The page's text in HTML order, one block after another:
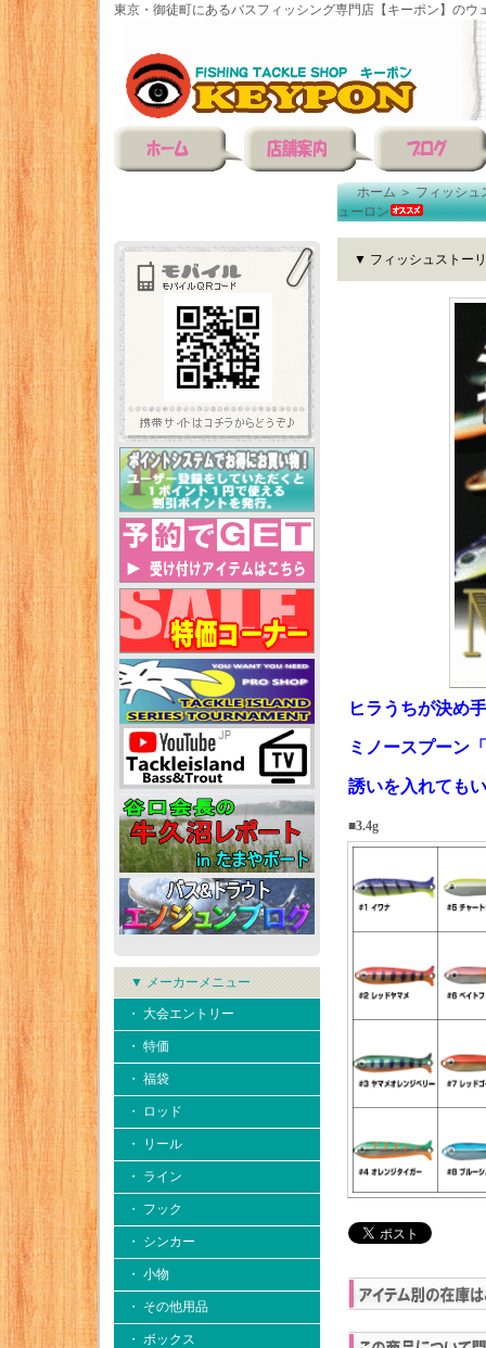
東京・御徒町にあるバスフィッシング専門店【キーポン】のウ
▼ メーカーメニュー
・ 大会エントリー
・ 特価
・ 福袋
・ ロッド
・ リール
・ ライン
・ フック
・ シンカー
・ 小物
・ その他用品
・ ボックス
ホーム＞フィッシュ
ューロン
▼ フィッシュストー
ヒラうちが決め
ミノースプーン
誘いを入れても
■3.4g